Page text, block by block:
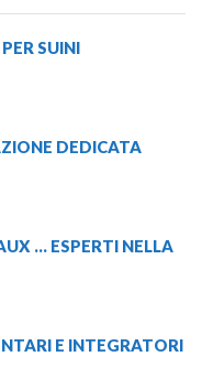
SUINI
DEDICATA
… ESPERTI NELLA
E INTEGRATORI